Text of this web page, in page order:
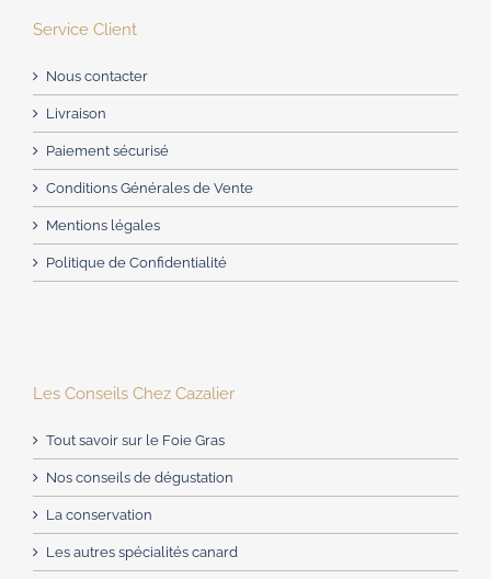
Service Client
Nous contacter
Livraison
Paiement sécurisé
Conditions Générales de Vente
Mentions légales
Politique de Confidentialité
Les Conseils Chez Cazalier
Tout savoir sur le Foie Gras
Nos conseils de dégustation
La conservation
Les autres spécialités canard